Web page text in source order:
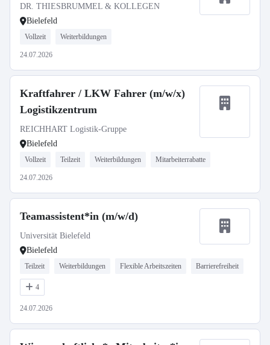
DR. THIESBRUMMEL & KOLLEGEN
Bielefeld
Vollzeit Weiterbildungen
24.07.2026
Kraftfahrer / LKW Fahrer (m/w/x)
Logistikzentrum
REICHHART Logistik-Gruppe
Bielefeld
Vollzeit Teilzeit Weiterbildungen Mitarbeiterrabatte
24.07.2026
Teamassistent*in (m/w/d)
Universität Bielefeld
Bielefeld
Teilzeit Weiterbildungen Flexible Arbeitszeiten Barrierefreiheit
4
24.07.2026